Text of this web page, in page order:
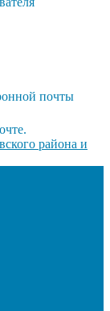
почты
района и